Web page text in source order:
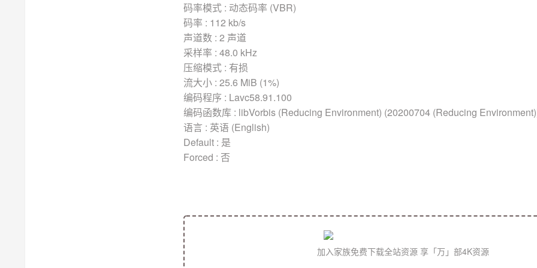
码率模式 : 动态码率 (VBR)
码率 : 112 kb/s
声道数 : 2 声道
采样率 : 48.0 kHz
压缩模式 : 有损
流大小 : 25.6 MiB (1%)
编码程序 : Lavc58.91.100
编码函数库 : libVorbis (Reducing Environment) (20200704 (Reducing
语言 : 英语 (English)
Default : 是
Forced : 否
加入家族免费下载全站资源 享「万」部4K资源